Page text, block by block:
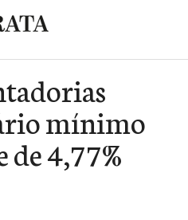
mínimo
de 4,77%